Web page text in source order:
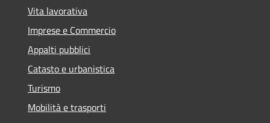
Vita lavorativa
Imprese e Commercio
Appalti pubblici
Catasto e urbanistica
Turismo
Mobilità e trasporti